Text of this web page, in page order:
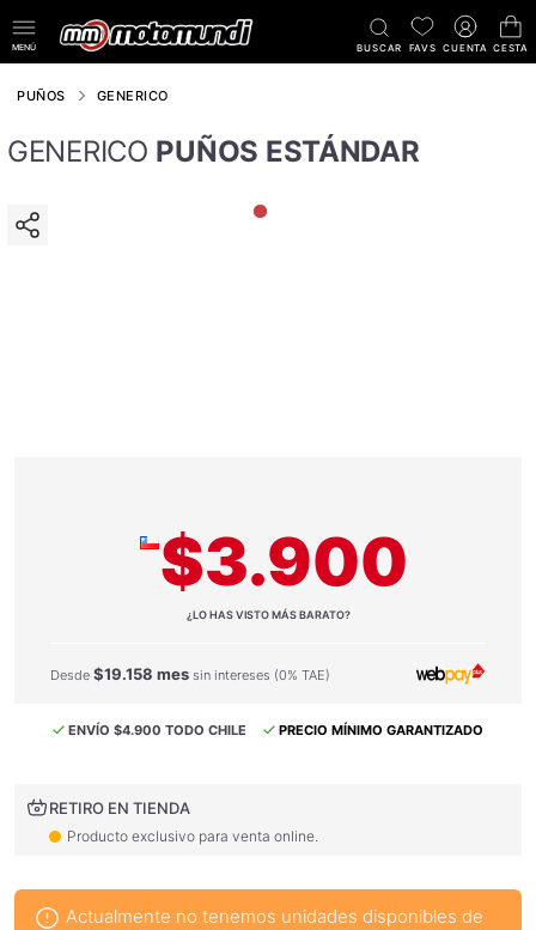
MENÚ BUSCAR FAVS CUENTA CESTA
PUÑOS GENERICO
GENERICO PUÑOS ESTÁNDAR
$3.900
¿LO HAS VISTO MÁS BARATO?
Desde $19.158 mes sin intereses (0% TAE)
ENVÍO $4.900 TODO CHILE PRECIO MÍNIMO GARANTIZADO
RETIRO EN TIENDA
Producto exclusivo para venta online.
Actualmente no tenemos unidades disponibles de